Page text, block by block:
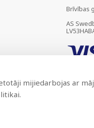
Brīvības
AS
mijiedarbojas ar